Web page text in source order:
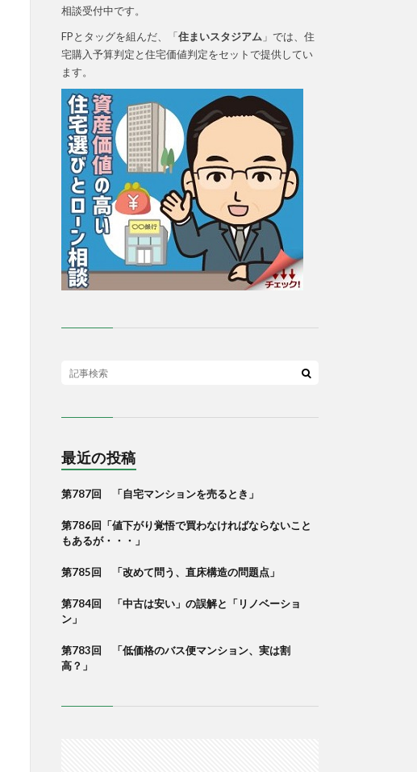
相談受付中です。
FPとタッグを組んだ、「住まいスタジアム 」では、住
宅購入予算判定と住宅価値判定をセットで提供してい
ます。
最近の投稿
第787回 「自宅マンションを売るとき」
第786回「値下がり覚悟で買わなければならないこと
もあるが・・・」
第785回 「改めて問う、直床構造の問題点」
第784回 「中古は安い」の誤解と「リノベーショ
ン」
第783回 「低価格のバス便マンション、実は割
高？」